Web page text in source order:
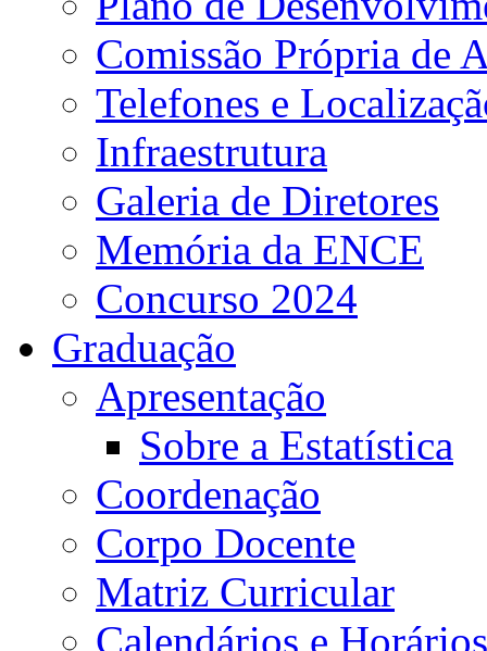
Comissão Própria de
Telefones e
Infraestrutura
Galeria de Diretores
Memória da ENCE
Concurso 2024
Graduação
Apresentação
Sobre a Estatística
Coordenação
Corpo Docente
Matriz Curricular
Calendários e Horários